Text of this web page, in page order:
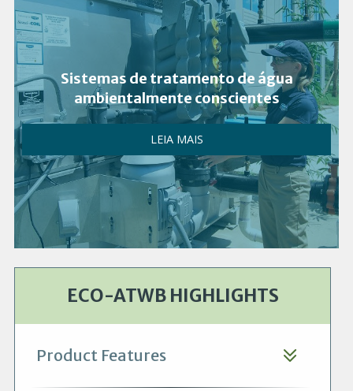
Sistemas de tratamento de água
ambientalmente conscientes
LEIA MAIS
ECO-ATWB HIGHLIGHTS
Product Features